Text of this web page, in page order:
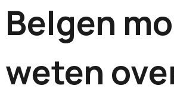
Belgen
weten